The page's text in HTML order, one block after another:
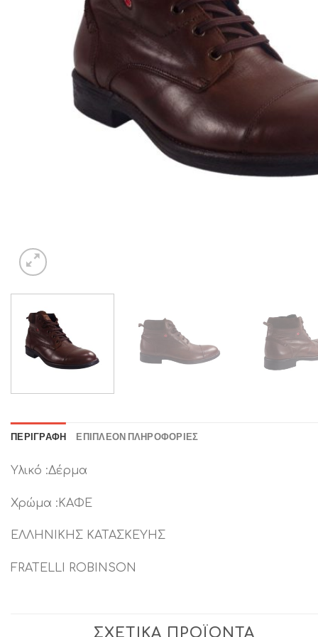
ΠΕΡΙΓΡΑΦΉ ΕΠΙΠΛΈΟΝ ΠΛΗΡΟΦΟΡΊΕΣ
Υλικό :Δέρμα
Χρώμα :ΚΑΦΕ
ΕΛΛΗΝΙΚΗΣ ΚΑΤΑΣΚΕΥΗΣ
FRATELLI ROBINSON
ΣΧΕΤΙΚΆ ΠΡΟΪΌΝΤΑ